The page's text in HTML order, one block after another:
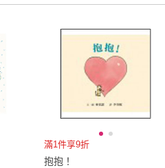
滿1件享9折
抱抱！